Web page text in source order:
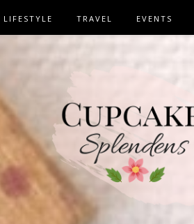
LIFESTYLE TRAVEL EVENTS